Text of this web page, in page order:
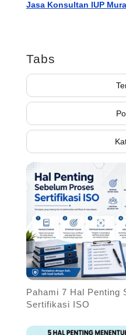
Jasa Konsultan IUP
Tabs
Pahami 7 Hal Penting
Sertifikasi ISO